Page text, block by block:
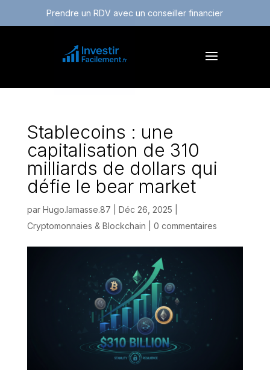
Prendre un RDV avec un conseiller financier
Stablecoins : une
capitalisation de 310
milliards de dollars qui
défie le bear market
par Hugo.lamasse.87 Déc 26, 2025
Cryptomonnaies & Blockchain
0 commentaires